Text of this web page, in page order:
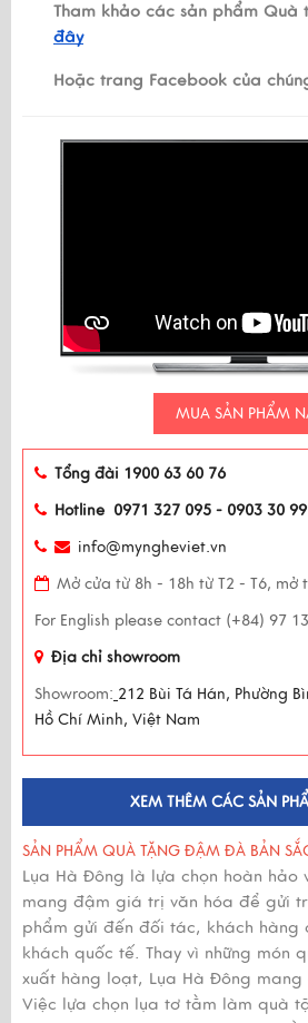
Tham khảo các sản phẩm Quà
đây
Hoặc trang Facebook của
MUA SẢN PHẨM
Tổng đài 1900 63 60 76
Hotline 0971 327 095 - 0903 30
info@myngheviet.vn
Mở cửa từ 8h - 18h từ T2 - T6, mở
For English please contact (+84) 97
Địa chỉ showroom
Showroom: 212 Bùi Tá Hán, Phường
Hồ Chí Minh, Việt Nam
XEM THÊM CÁC SẢN
SẢN PHẨM QUÀ TẶNG ĐẬM ĐÀ BẢN
Lụa Hà Đông là lựa chọn hoàn hảo
mang đậm giá trị văn hóa để gửi
phẩm gửi đến đối tác, khách
khách quốc tế. Thay vì những món
xuất hàng loạt, Lụa Hà Đông
Việc lựa chọn lụa tơ tằm làm quà